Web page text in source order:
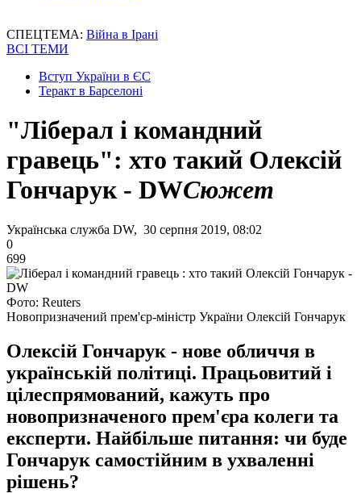
СПЕЦТЕМА: Війна в Ірані
ВСІ ТЕМИ
Вступ України в ЄС
Теракт в Барселоні
"Ліберал і командний
гравець": хто такий Олексій
Гончарук - DWСюжет
Українська служба DW, 30 серпня 2019, 08:02
0
699
Фото: Reuters
Новопризначений прем'єр-міністр України Олексій Гончарук
Олексій Гончарук - нове обличчя в
українській політиці. Працьовитий і
цілеспрямований, кажуть про
новопризначеного прем'єра колеги та
експерти. Найбільше питання: чи буде
Гончарук самостійним в ухваленні
рішень?